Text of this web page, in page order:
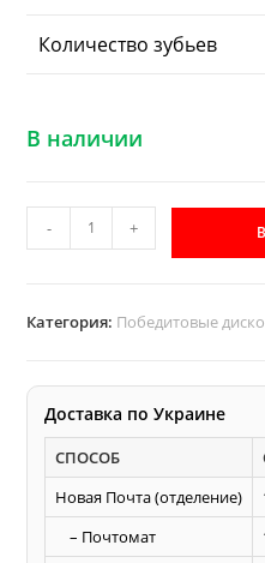
Количество зубьев
В наличии
Количество
товара
пила
победитовой
напайкой
по
дереву
- +
Категория: Победитовые
Доставка по Украине
СПОСОБ
Новая Почта (отделение)
– Почтомат